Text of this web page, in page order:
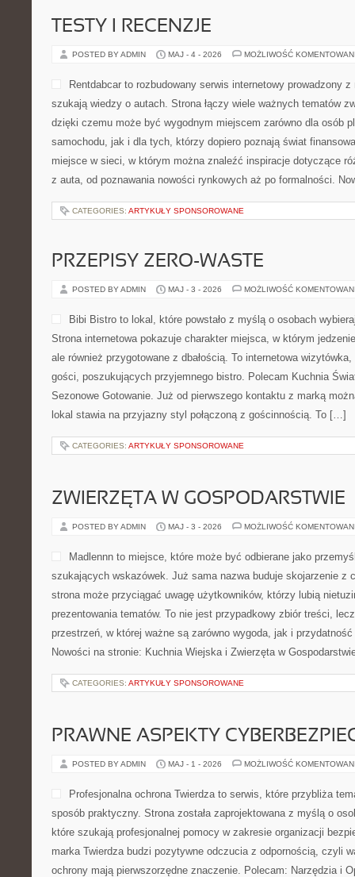
TESTY I RECENZJE
POSTED BY ADMIN MAJ - 4 - 2026 MOŻLIWOŚĆ
Rentdabcar to rozbudowany serwis internetowy prowadzony
szukają wiedzy o autach. Strona łączy wiele ważnych tematów
dzięki czemu może być wygodnym miejscem zarówno dla osób
samochodu, jak i dla tych, którzy dopiero poznają świat
miejsce w sieci, w którym można znaleźć inspiracje dotyczące
z auta, od poznawania nowości rynkowych aż po formalności.
CATEGORIES: ARTYKUŁY SPONSOROWANE
PRZEPISY ZERO-WASTE
POSTED BY ADMIN MAJ - 3 - 2026 MOŻLIWOŚĆ
Bibi Bistro to lokal, które powstało z myślą o osobach
Strona internetowa pokazuje charakter miejsca, w którym
ale również przygotowane z dbałością. To internetowa
gości, poszukujących przyjemnego bistro. Polecam Kuchnia
Sezonowe Gotowanie. Już od pierwszego kontaktu z marką
lokal stawia na przyjazny styl połączoną z gościnnością. To […]
CATEGORIES: ARTYKUŁY SPONSOROWANE
ZWIERZĘTA W GOSPODARSTWIE
POSTED BY ADMIN MAJ - 3 - 2026 MOŻLIWOŚĆ
Madlennn to miejsce, które może być odbierane jako
szukających wskazówek. Już sama nazwa buduje skojarzenie z
strona może przyciągać uwagę użytkowników, którzy lubią
prezentowania tematów. To nie jest przypadkowy zbiór treści,
przestrzeń, w której ważne są zarówno wygoda, jak i przydatność
Nowości na stronie: Kuchnia Wiejska i Zwierzęta w
CATEGORIES: ARTYKUŁY SPONSOROWANE
PRAWNE ASPEKTY
POSTED BY ADMIN MAJ - 1 - 2026 MOŻLIWOŚĆ
Profesjonalna ochrona Twierdza to serwis, które przybliża
sposób praktyczny. Strona została zaprojektowana z myślą o
które szukają profesjonalnej pomocy w zakresie organizacji
marka Twierdza budzi pozytywne odczucia z odpornością, czyli
ochrony mają pierwszorzędne znaczenie. Polecam: Narzędzia i